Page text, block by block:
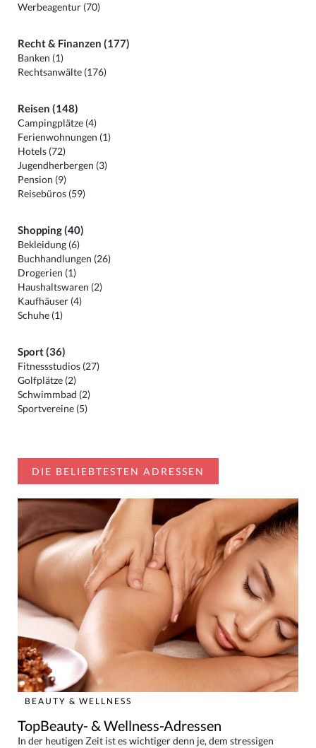
Werbeagentur (70)
Recht & Finanzen (177)
Banken (1)
Rechtsanwälte (176)
Reisen (148)
Campingplätze (4)
Ferienwohnungen (1)
Hotels (72)
Jugendherbergen (3)
Pension (9)
Reisebüros (59)
Shopping (40)
Bekleidung (6)
Buchhandlungen (26)
Drogerien (1)
Haushaltswaren (2)
Kaufhäuser (4)
Schuhe (1)
Sport (36)
Fitnessstudios (27)
Golfplätze (2)
Schwimmbad (2)
Sportvereine (5)
DIE BELIEBTESTEN ADRESSEN
BEAUTY & WELLNESS
TopBeauty- & Wellness-Adressen
In der heutigen Zeit ist es wichtiger denn je, dem stressigen